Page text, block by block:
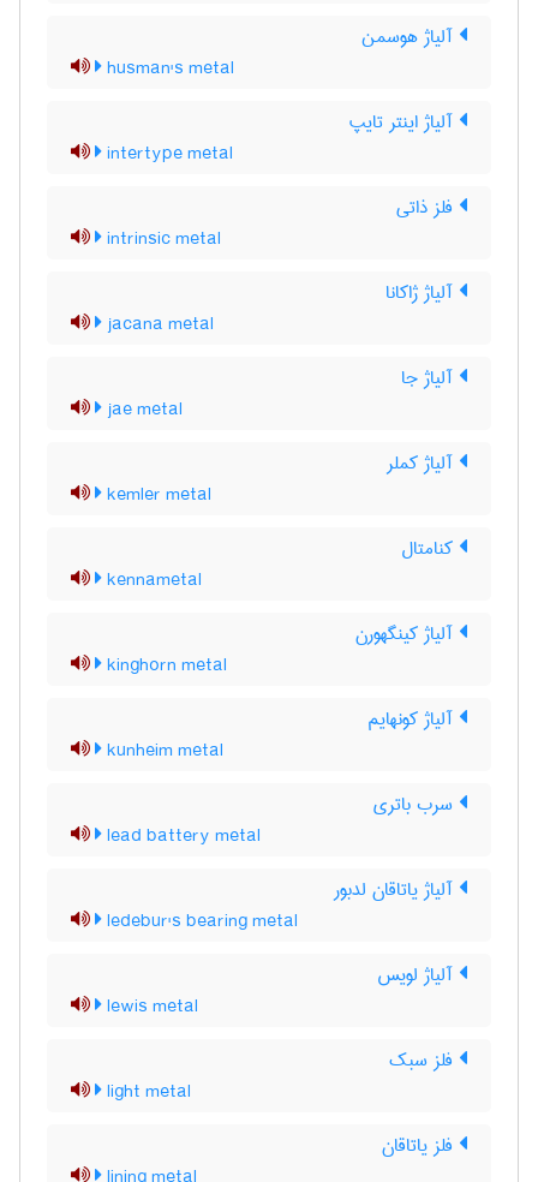
آلیاژ هوسمن
husman's metal
آلیاژ اینتر تایپ
intertype metal
فلز ذاتی
intrinsic metal
آلیاژ ژاکانا
jacana metal
آلیاژ جا
jae metal
آلیاژ کملر
kemler metal
کنامتال
kennametal
آلیاژ کینگهورن
kinghorn metal
آلیاژ کونهایم
kunheim metal
سرب باتری
lead battery metal
آلیاژ یاتاقان لدبور
ledebur's bearing metal
آلیاژ لویس
lewis metal
فلز سبک
light metal
فلز یاتاقان